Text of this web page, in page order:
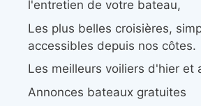
l'entretien de votre bateau,
Les plus belles croisières,
accessibles depuis nos côtes.
Les meilleurs voiliers d'hier et
Annonces bateaux gratuites